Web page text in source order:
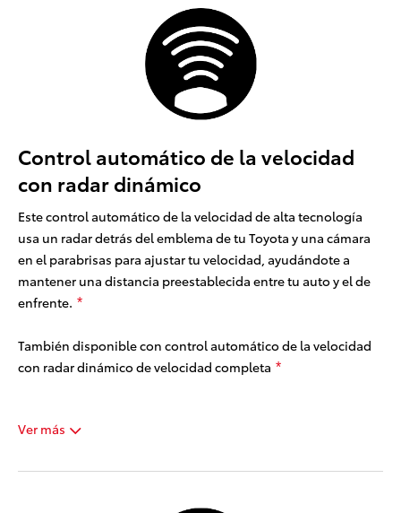
Control automático de la velocidad
con radar dinámico
Este control automático de la velocidad de alta tecnología
usa un radar detrás del emblema de tu Toyota y una cámara
en el parabrisas para ajustar tu velocidad, ayudándote a
mantener una distancia preestablecida entre tu auto y el de
enfrente. *
También disponible con control automático de la velocidad
con radar dinámico de velocidad completa *
Ver más